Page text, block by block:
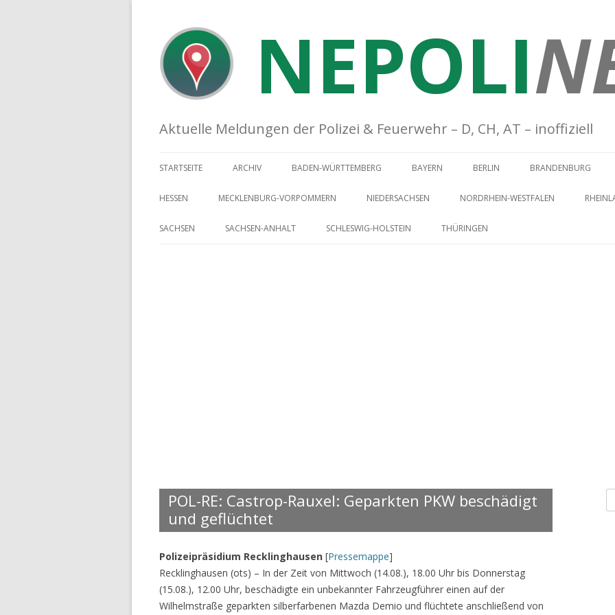
NEPOLI
Aktuelle Meldungen der Polizei & Feuerwehr – D, CH, AT – inoffiziell
STARTSEITE ARCHIV BADEN-WÜRTTEMBERG BAYERN BERLIN BRANDENBURG
HESSEN MECKLENBURG-VORPOMMERN NIEDERSACHSEN NORDRHEIN-WESTFALEN
SACHSEN SACHSEN-ANHALT SCHLESWIG-HOLSTEIN THÜRINGEN
POL-RE: Castrop-Rauxel: Geparkten PKW beschädigt
und geflüchtet
Polizeipräsidium Recklinghausen [Pressemappe]
Recklinghausen (ots) – In der Zeit von Mittwoch (14.08.), 18.00 Uhr bis Donnerstag
(15.08.), 12.00 Uhr, beschädigte ein unbekannter Fahrzeugführer einen auf der
Wilhelmstraße geparkten silberfarbenen Mazda Demio und flüchtete anschließend von